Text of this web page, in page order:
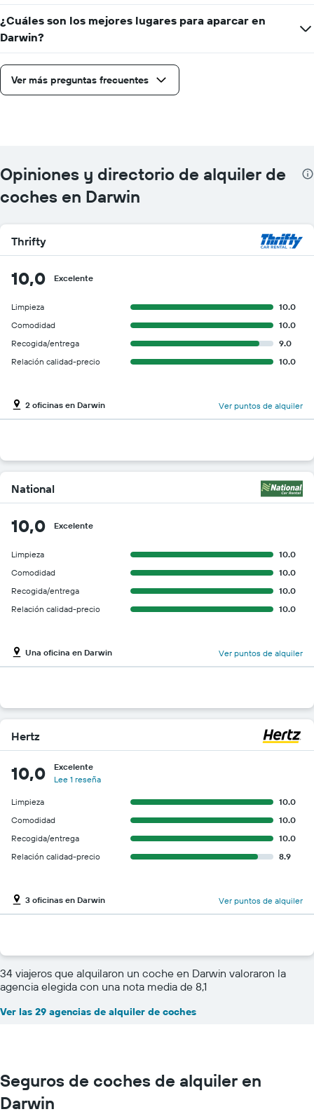
¿Cuáles son los mejores lugares para aparcar en
Darwin?
Ver más preguntas frecuentes
Opiniones y directorio de alquiler de
coches en Darwin
Thrifty
10,0 Excelente
Limpieza
10.0
Comodidad
10.0
Recogida/entrega
9.0
Relación calidad-precio
10.0
2 oficinas en Darwin Ver puntos de alquiler
National
10,0 Excelente
Limpieza
10.0
Comodidad
10.0
Recogida/entrega
10.0
Relación calidad-precio
10.0
Una oficina en Darwin Ver puntos de alquiler
Hertz
10,0
Excelente
Lee 1 reseña
Limpieza
10.0
Comodidad
10.0
Recogida/entrega
10.0
Relación calidad-precio
8.9
3 oficinas en Darwin Ver puntos de alquiler
34 viajeros que alquilaron un coche en Darwin valoraron la
agencia elegida con una nota media de 8,1
Ver las 29 agencias de alquiler de coches
Seguros de coches de alquiler en
Darwin